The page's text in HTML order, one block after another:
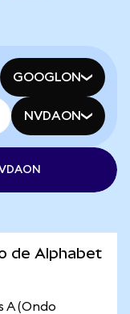
GOOGLON
NVDAON
de Alphabet
A (Ondo